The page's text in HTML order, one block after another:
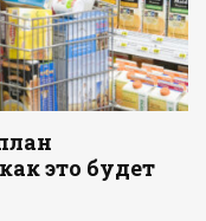
это будет